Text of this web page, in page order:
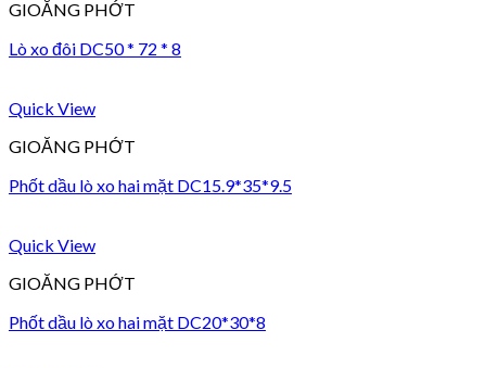
GIOĂNG PHỚT
Lò xo đôi DC50 * 72 * 8
Quick View
GIOĂNG PHỚT
Phốt dầu lò xo hai mặt DC15.9*35*9.5
Quick View
GIOĂNG PHỚT
Phốt dầu lò xo hai mặt DC20*30*8